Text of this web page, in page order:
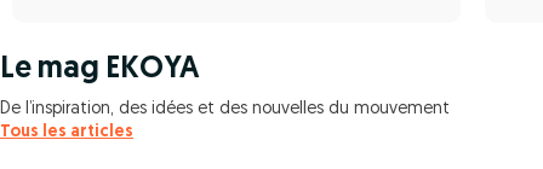
Le mag EKOYA
De l’inspiration, des idées et des nouvelles du mouvement
Tous les articles